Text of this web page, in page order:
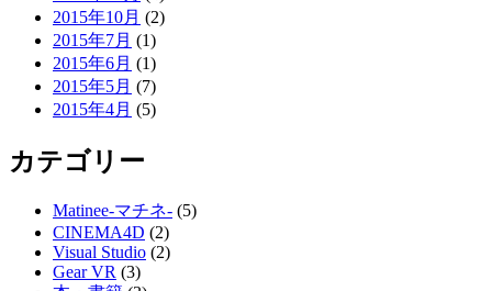
2015年10月 (2)
2015年7月 (1)
2015年6月 (1)
2015年5月 (7)
2015年4月 (5)
カテゴリー
Matinee-マチネ- (5)
CINEMA4D (2)
Visual Studio (2)
Gear VR (3)